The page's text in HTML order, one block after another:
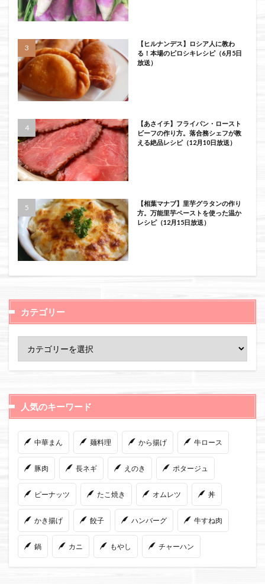
【ヒルナンデス】ロシア人に教わ
る！本場のピロシキレシピ（6月5日
放送）
【あさイチ】フライパン・ロースト
ビーフの作り方。落合務シェフが教
える絶品レシピ（12月10日放送）
【相葉マナブ】里芋グラタンの作り
方。万能里芋ペーストを使った温か
レシピ（12月15日放送）
カテゴリー
人気のキーワード
中華まん 麺料理 から揚げ 牛ロース
豚肉 長ネギ えのき ポタージュ
ピーナッツ たこ焼き オムレツ 丼
かき揚げ 餃子 ハンバーグ 牛すね肉
鍋 カニ もやし チャーハン